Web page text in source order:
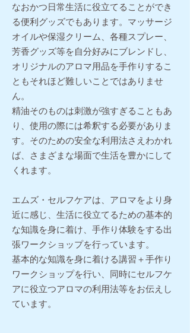
なおかつ日常生活に役立てることができ
る便利グッズでもあります。マッサージ
オイルや保湿クリーム、各種スプレー、
芳香グッズ等を自分好みにブレンドし、
オリジナルのアロマ用品を手作りするこ
ともそれほど難しいことではありませ
ん。
精油そのものは刺激が強すぎることもあ
り、使用の際には希釈する必要がありま
す。そのための安全な利用法さえわかれ
ば、さまざまな場面で生活を豊かにして
くれます。
エムズ・セルフケアは、アロマをより身
近に感じ、生活に役立てるための基本的
な知識を身に着け、手作り体験をする出
張ワークショップを行っています。
基本的な知識を身に着ける講習＋手作り
ワークショップを行い、同時にセルフケ
アに役立つアロマの利用法等をお伝えし
ています。